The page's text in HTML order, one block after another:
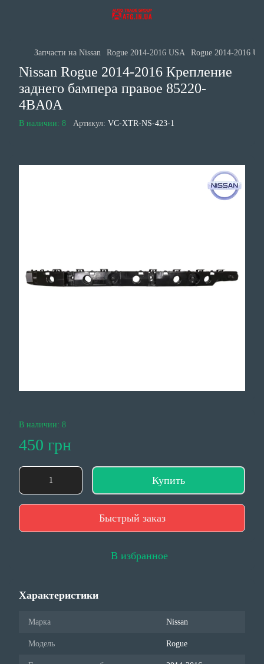
Запчасти на Nissan Rogue 2014-2016 USA Rogue 2014-2016
Nissan Rogue 2014-2016 Крепление
заднего бампера правое 85220-
4BA0A
В наличии: 8 Артикул: VC-XTR-NS-423-1
В наличии: 8
450 грн
Купить
Быстрый заказ
В избранное
Характеристики
Марка Nissan
Модель Rogue